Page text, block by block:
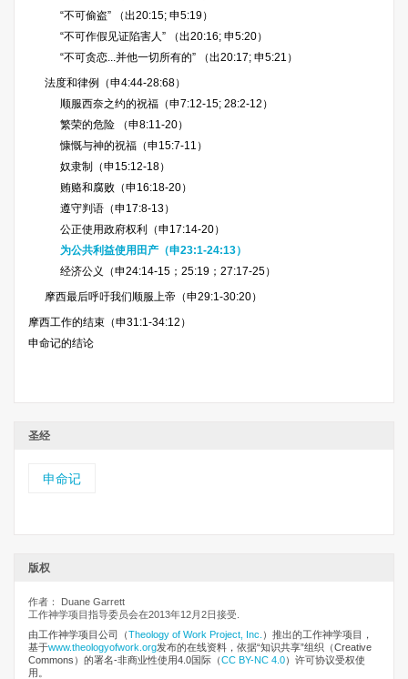
“不可偷盗” （出20:15; 申5:19）
“不可作假见证陷害人” （出20:16; 申5:20）
“不可贪恋...并他一切所有的” （出20:17; 申5:21）
法度和律例（申4:44-28:68）
顺服西奈之约的祝福（申7:12-15; 28:2-12）
繁荣的危险 （申8:11-20）
慷慨与神的祝福（申15:7-11）
奴隶制（申15:12-18）
贿赂和腐败（申16:18-20）
遵守判语（申17:8-13）
公正使用政府权利（申17:14-20）
为公共利益使用田产（申23:1-24:13）
经济公义（申24:14-15；25:19；27:17-25）
摩西最后呼吁我们顺服上帝（申29:1-30:20）
摩西工作的结束（申31:1-34:12）
申命记的结论
圣经
申命记
版权
作者： Duane Garrett
工作神学项目指导委员会在2013年12月2日接受.
由工作神学项目公司
（Theology of Work Project, Inc. ）推出的工作神学项目，
基于www.theologyofwork.org发布的在线资料，依据“知识共享”组织（Creative
Commons）的署名-非商业性使用4.0国际（CC BY-NC 4.0）许可协议受权使
用。